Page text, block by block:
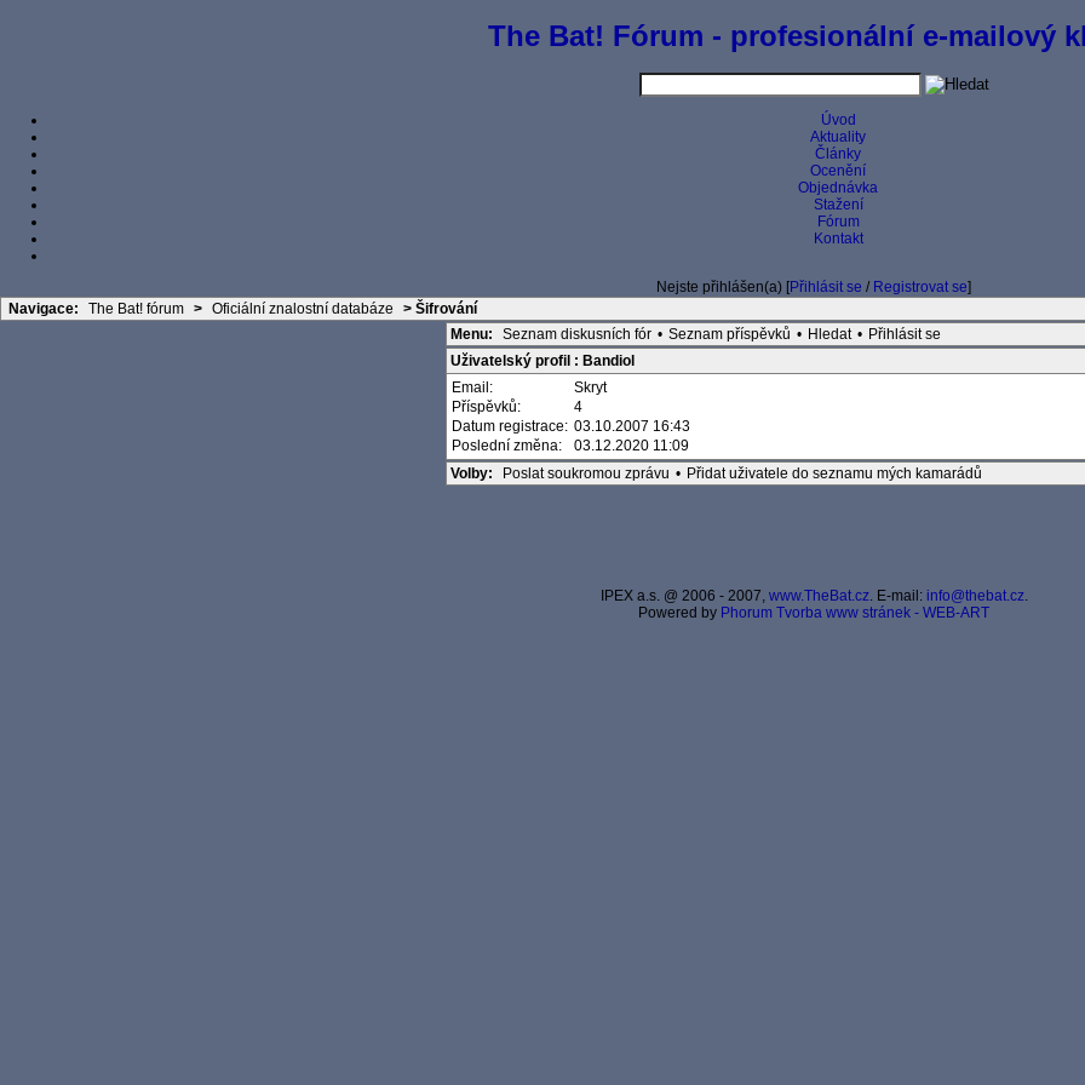
The Bat! Fórum - profesionální e-mailový
Úvod
Aktuality
Články
Ocenění
Objednávka
Stažení
Fórum
Kontakt
Nejste přihlášen(a) [Přihlásit se / Registrovat se]
Navigace:
The Bat! fórum > Oficiální znalostní databáze > Šifrování
Menu:
Seznam diskusních fór • Seznam příspěvků • Hledat • Přihlásit se
Uživatelský profil : Bandiol
Email:
Skryt
Příspěvků:
4
Datum registrace: 03.10.2007 16:43
Poslední změna:
03.12.2020 11:09
Volby:
Poslat soukromou zprávu • Přidat uživatele do seznamu mých kamarádů
IPEX a.s. @ 2006 - 2007, www.TheBat.cz. E-mail: info@thebat.cz.
Powered by Phorum Tvorba www stránek - WEB-ART